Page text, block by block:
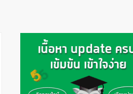
Primary
Sidebar